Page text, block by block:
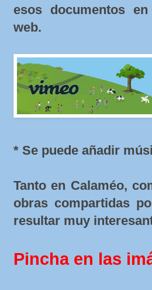
esos documentos
web.
* Se puede añadir
Tanto en Calaméo,
obras compartidas
resultar muy
Pincha en las